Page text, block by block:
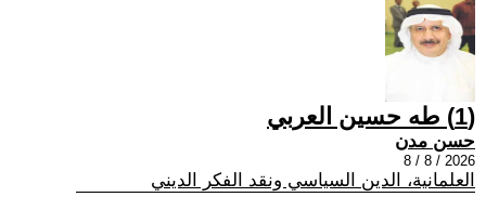
(1) طه حسين العربي
حسن مدن
2026 / 8 / 8
العلمانية، الدين السياسي ونقد الفكر الديني